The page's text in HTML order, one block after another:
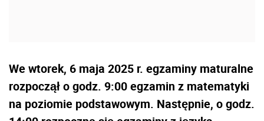
We wtorek, 6 maja 2025 r. egzaminy maturalne
rozpoczął o godz. 9:00 egzamin z matematyki
na poziomie podstawowym. Następnie, o godz.